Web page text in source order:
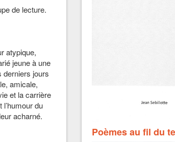
de lecture.
atypique,
jeune à une
derniers jours
amicale,
et la carrière
du
acharné.
Poèmes au fil du